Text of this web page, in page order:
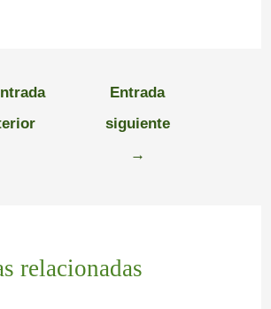
Entrada
siguiente
→
relacionadas